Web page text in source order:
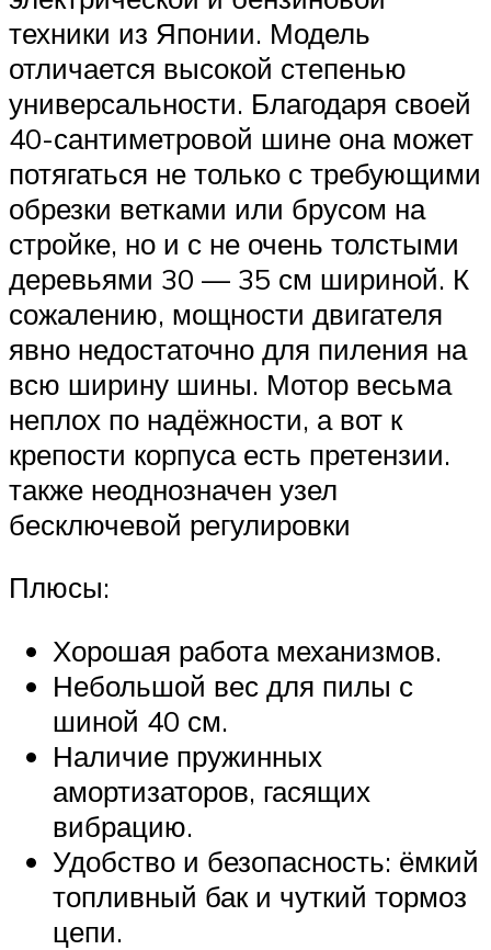
техники из Японии. Модель
отличается высокой степенью
универсальности. Благодаря своей
40-сантиметровой шине она может
потягаться не только с требующими
обрезки ветками или брусом на
стройке, но и с не очень толстыми
деревьями 30 — 35 см шириной. К
сожалению, мощности двигателя
явно недостаточно для пиления на
всю ширину шины. Мотор весьма
неплох по надёжности, а вот к
крепости корпуса есть претензии.
также неоднозначен узел
бесключевой регулировки
Плюсы:
Хорошая работа механизмов.
Небольшой вес для пилы с
шиной 40 см.
Наличие пружинных
амортизаторов, гасящих
вибрацию.
Удобство и безопасность: ёмкий
топливный бак и чуткий тормоз
цепи.